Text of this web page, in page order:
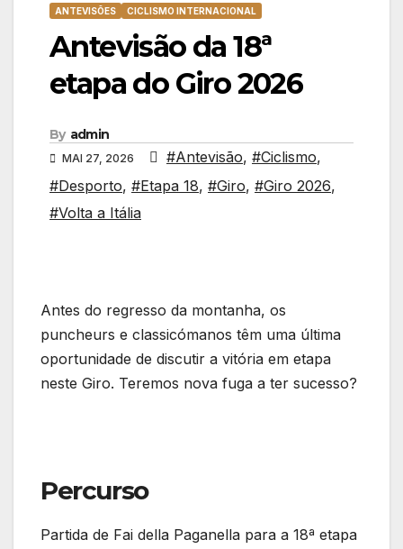
ANTEVISÕES CICLISMO INTERNACIONAL
Antevisão da 18ª
etapa do Giro 2026
By admin
MAI 27, 2026 #Antevisão, #Ciclismo,
#Desporto, #Etapa 18, #Giro, #Giro 2026,
#Volta a Itália
Antes do regresso da montanha, os
puncheurs e classicómanos têm uma última
oportunidade de discutir a vitória em etapa
neste Giro. Teremos nova fuga a ter sucesso?
Percurso
Partida de Fai della Paganella para a 18ª etapa